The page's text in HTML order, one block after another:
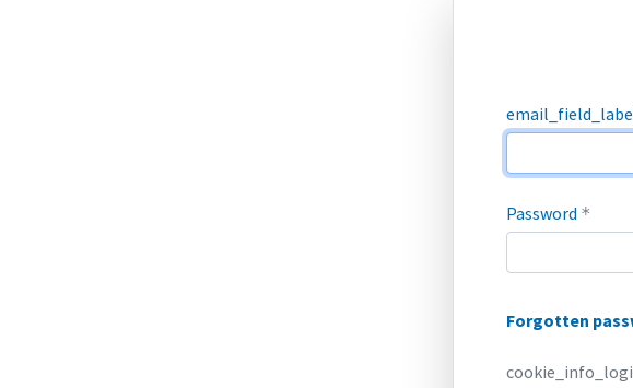
Password *
Forgotten